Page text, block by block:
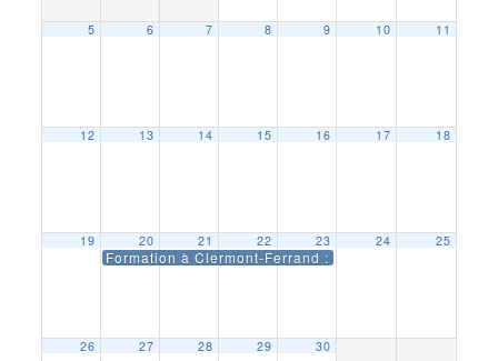
5 6 7 8 9 10 11
12 13 14 15 16 17 18
19 20
Formation à Clermont-Ferrand : Base en éclairage
21 22 23 24 25
26 27 28 29 30